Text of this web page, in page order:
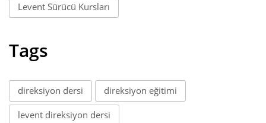
Levent Sürücü Kursları
Tags
direksiyon dersi direksiyon eğitimi
levent direksiyon dersi